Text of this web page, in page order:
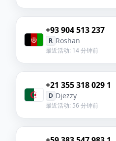
+93 904 513 237
R Roshan
最近活动: 14 分钟前
+21 355 318 029 1
D Djezzy
最近活动: 56 分钟前